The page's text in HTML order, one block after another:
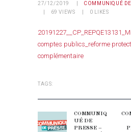
27/12/2019
COMMUNIQUÉ DE
69 VIEWS 0 LIKES
comptes publics_reforme
complémentaire
TAGS:
Previous post:
COMMUNIQ
UÉ DE
PRESSE –